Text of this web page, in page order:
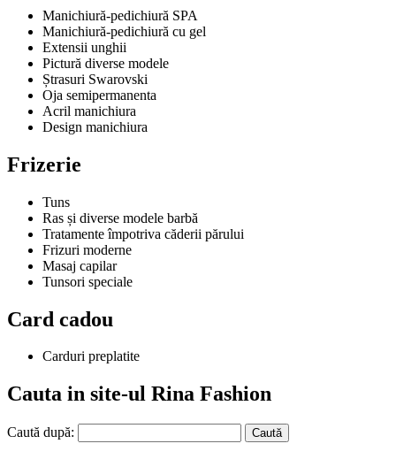
Manichiură-pedichiură SPA
Manichiură-pedichiură cu gel
Extensii unghii
Pictură diverse modele
Ștrasuri Swarovski
Oja semipermanenta
Acril manichiura
Design manichiura
Frizerie
Tuns
Ras și diverse modele barbă
Tratamente împotriva căderii părului
Frizuri moderne
Masaj capilar
Tunsori speciale
Card cadou
Carduri preplatite
Cauta in site-ul Rina Fashion
Caută după: